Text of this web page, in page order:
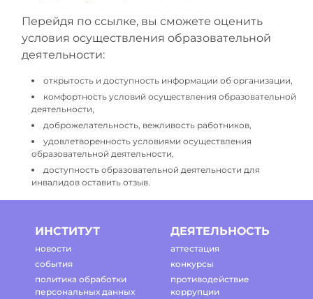
Перейдя по ссылке, вы сможете оценить
условия осуществления образовательной
деятельности:
открытость и доступность информации об организации,
комфортность условий осуществления образовательной
деятельности,
доброжелательность, вежливость работников,
удовлетворенность условиями осуществления
образовательной деятельности,
доступность образовательной деятельности для
инвалидов оставить отзыв.
ИНСТИТУТ
новости
события
политика обработки
персональных данных
ДЕЯТЕЛЬНОСТЬ
аттестация
конкурсы
противодействие
коррупции